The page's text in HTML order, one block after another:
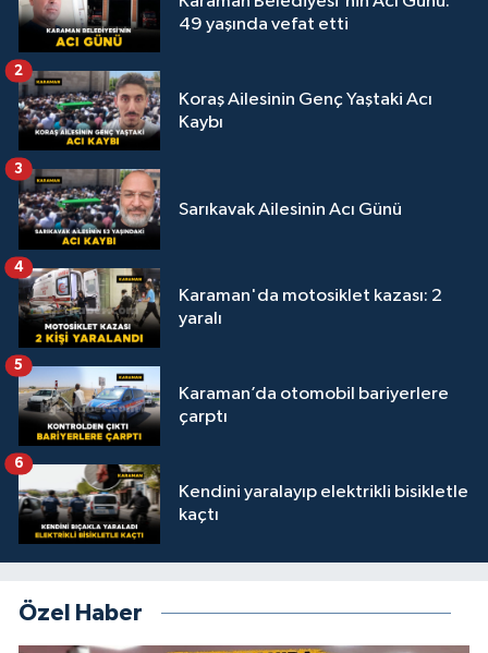
49 yaşında vefat etti
Koraş Ailesinin Genç Yaştaki Acı
Kaybı
2
Sarıkavak Ailesinin Acı Günü
3
Karaman'da motosiklet kazası: 2
yaralı
4
Karaman’da otomobil bariyerlere
çarptı
5
Kendini yaralayıp elektrikli bisikletle
kaçtı
6
Özel Haber